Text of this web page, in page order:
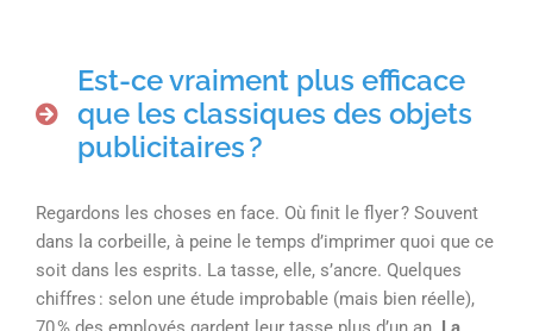
Est-ce vraiment plus efficace
que les classiques des objets
publicitaires ?
Regardons les choses en face. Où finit le flyer ? Souvent
dans la corbeille, à peine le temps d’imprimer quoi que ce
soit dans les esprits. La tasse, elle, s’ancre. Quelques
chiffres : selon une étude improbable (mais bien réelle),